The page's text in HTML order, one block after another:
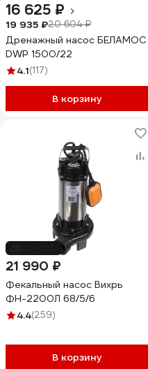
16 625 ₽
19 935 ₽20 604 ₽
Дренажный насос БЕЛАМОС
DWP 1500/22
4.1(117)
В корзину
21 990 ₽
Фекальный насос Вихрь
ФН-2200Л 68/5/6
4.4(259)
В корзину